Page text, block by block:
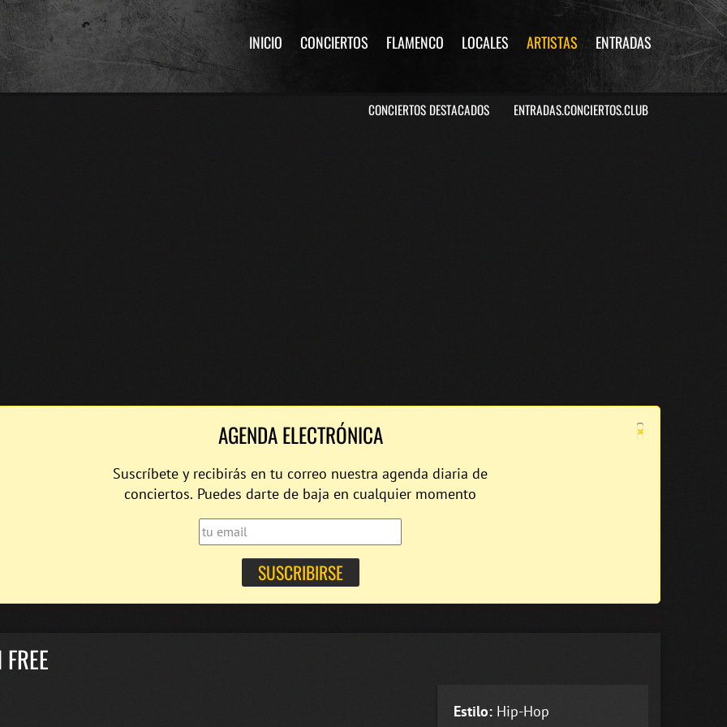
INICIO CONCIERTOS FLAMENCO LOCALES ARTISTAS ENTRADAS
CONCIERTOS DESTACADOS ENTRADAS.CONCIERTOS.CLUB
×
AGENDA ELECTRÓNICA
Suscríbete y recibirás en tu correo nuestra agenda diaria de
conciertos. Puedes darte de baja en cualquier momento
Estilo: Hip-Hop